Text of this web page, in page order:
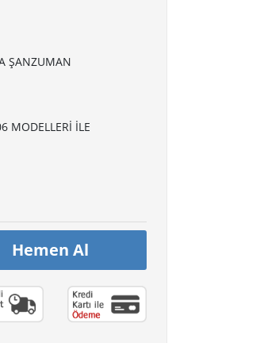
ŞANZUMAN
MODELLERİ İLE
Hemen Al